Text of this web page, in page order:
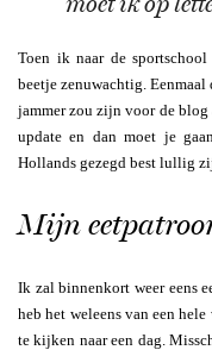
Toen ik naar de
beetje zenuwachtig. Eenmaal
jammer zou zijn voor de blog
update en dan moet je
Hollands gezegd best lullig
Mijn
Ik zal binnenkort weer eens
heb het weleens van een
te kijken naar een dag.